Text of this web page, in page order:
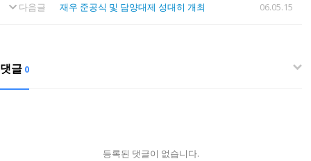
다음글 재우 준공식 및 담양대제 성대히 개최 06.05.15
댓글 0
등록된 댓글이 없습니다.